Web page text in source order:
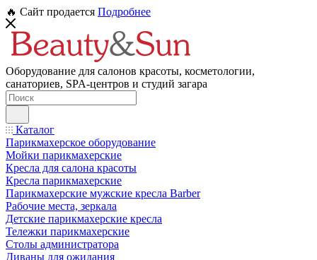
🔥 Сайт продается Подробнее
Оборудование для салонов красоты, косметологии,
санаториев, SPA-центров и студий загара
Каталог
Парикмахерское оборудование
Мойки парикмахерские
Кресла для салона красоты
Кресла парикмахерские
Парикмахерские мужские кресла Barber
Рабочие места, зеркала
Детские парикмахерские кресла
Тележки парикмахерские
Столы администратора
Диваны для ожидания